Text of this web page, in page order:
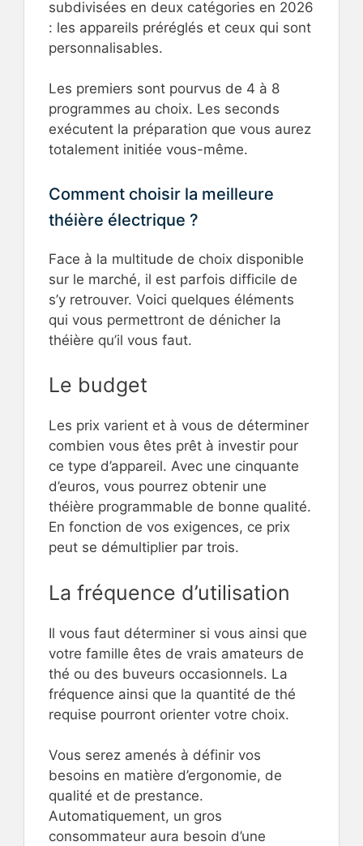
subdivisées en deux catégories en 2026
: les appareils préréglés et ceux qui sont
personnalisables.
Les premiers sont pourvus de 4 à 8
programmes au choix. Les seconds
exécutent la préparation que vous aurez
totalement initiée vous-même.
Comment choisir la meilleure
théière électrique ?
Face à la multitude de choix disponible
sur le marché, il est parfois difficile de
s’y retrouver. Voici quelques éléments
qui vous permettront de dénicher la
théière qu’il vous faut.
Le budget
Les prix varient et à vous de déterminer
combien vous êtes prêt à investir pour
ce type d’appareil. Avec une cinquante
d’euros, vous pourrez obtenir une
théière programmable de bonne qualité.
En fonction de vos exigences, ce prix
peut se démultiplier par trois.
La fréquence d’utilisation
Il vous faut déterminer si vous ainsi que
votre famille êtes de vrais amateurs de
thé ou des buveurs occasionnels. La
fréquence ainsi que la quantité de thé
requise pourront orienter votre choix.
Vous serez amenés à définir vos
besoins en matière d’ergonomie, de
qualité et de prestance.
Automatiquement, un gros
consommateur aura besoin d’une